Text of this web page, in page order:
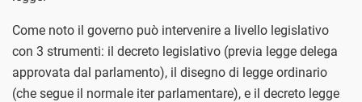
Come noto il governo può intervenire a livello legislativo
con 3 strumenti: il decreto legislativo (previa legge delega
approvata dal parlamento), il disegno di legge ordinario
(che segue il normale iter parlamentare), e il decreto legge